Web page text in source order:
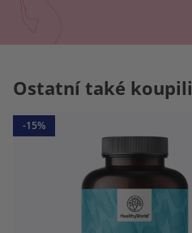
Ostatní také koupili
-15%